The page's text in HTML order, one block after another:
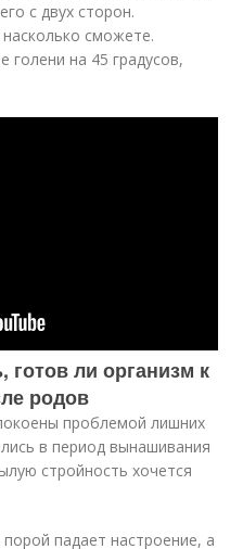
с двух сторон.
сможете.
голени на 45 градусов,
готов ли организм к
родов
проблемой лишних
в период вынашивания
стройность хочется
падает настроение, а